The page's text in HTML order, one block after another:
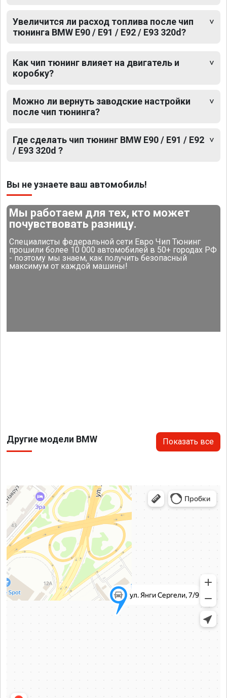
Увеличится ли расход топлива после чип
тюнинга BMW E90 / E91 / E92 / E93 320d?
Как чип тюнинг влияет на двигатель и
коробку?
Можно ли вернуть заводские настройки
после чип тюнинга?
Где сделать чип тюнинг BMW E90 / E91 / E92
/ E93 320d ?
Вы не узнаете ваш автомобиль!
Мы работаем для тех, кто может
почувствовать разницу.
Специалисты федеральной сети Евро Чип Тюнинг
прошили более 10 000 автомобилей в 50+ городах РФ
- поэтому мы знаем, как получить безопасный
максимум от каждой машины!
Другие модели BMW Показать все